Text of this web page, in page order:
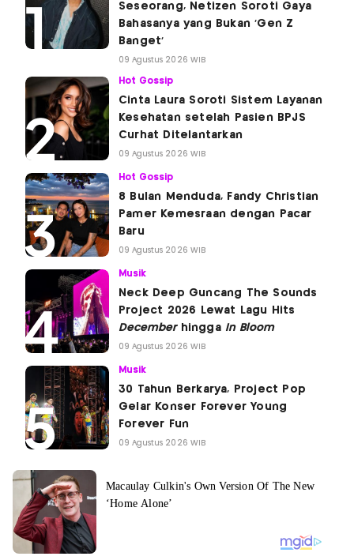
Seseorang, Netizen Soroti Gaya
Bahasanya yang Bukan 'Gen Z
Banget'
09 Agustus 2026 WIB
Hot Gossip
Cinta Laura Soroti Sistem Layanan
Kesehatan setelah Pasien BPJS
Curhat Ditelantarkan
09 Agustus 2026 WIB
Hot Gossip
8 Bulan Menduda, Fandy Christian
Pamer Kemesraan dengan Pacar
Baru
09 Agustus 2026 WIB
Musik
Neck Deep Guncang The Sounds
Project 2026 Lewat Lagu Hits
Decemberhingga In Bloom
09 Agustus 2026 WIB
Musik
30 Tahun Berkarya, Project Pop
Gelar Konser Forever Young
Forever Fun
09 Agustus 2026 WIB